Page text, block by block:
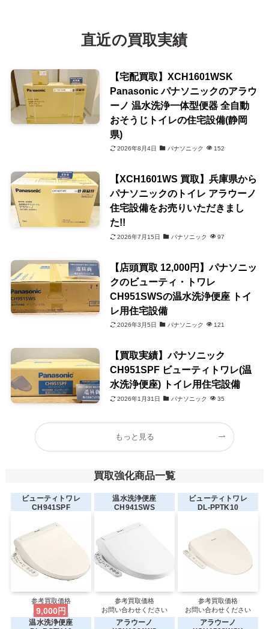
直近の買取実績
【宅配買取】XCH1601WSK
Panasonic パナソニックのアラウ
ーノ 温水洗浄一体型便器 全自動
おそうじトイレの住宅設備(静岡
県)
2026年8月4日 パナソニック 152
【XCH1601WS 買取】兵庫県から
パナソニックのトイレ アラウーノ
住宅設備をお売りいただきまし
た!!
2026年7月15日 パナソニック 97
【店頭買取 12,000円】パナソニッ
クのビューティ・トワレ
CH951SWSの温水洗浄便座 トイ
レ用住宅設備
2026年3月5日 パナソニック 121
【買取実績】パナソニック
CH951SPF ビューティトワレ(温
水洗浄便座) トイレ用住宅設備
2026年1月31日 パナソニック 35
もっと見る
買取強化商品一覧
ビューティトワレ
CH941SPF
参考買取価格
9,000円
温水洗浄便座
CH941SWS
参考買取価格
お問い合わせください
ビューティトワレ
DL-PPTK10
参考買取価格
お問い合わせください
温水洗浄便座
アラウーノ
アラウーノ